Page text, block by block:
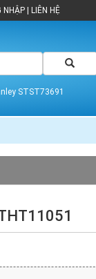
NHẬP LIÊN HỆ
STST73691